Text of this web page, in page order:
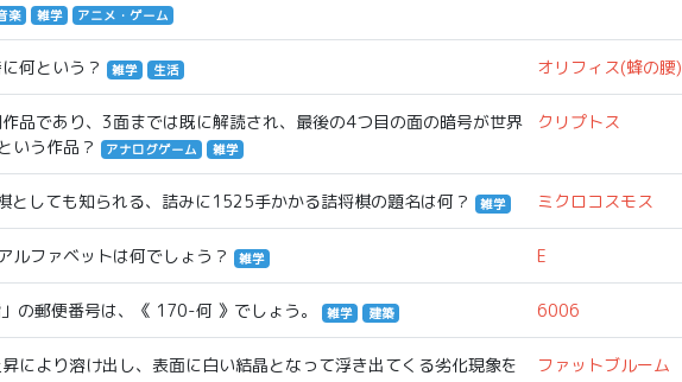
楽 雑学 アニメ・ゲーム
何という？ 雑学 生活 オリフィス(蜂の腰)
品であり、3面までは既に解読され、最後の4つ目の面の暗号が世界
いう作品？
アナログゲーム 雑学
クリプトス
しても知られる、詰みに1525手かかる詰将棋の題名は何？ 雑学 ミクロコスモス
ルファベットは何でしょう？ 雑学 E
の郵便番号は、《 170-何 》でしょう。 雑学 建築 6006
により溶け出し、表面に白い結晶となって浮き出てくる劣化現象を
ファットブルーム